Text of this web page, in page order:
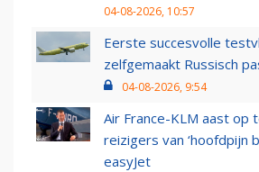
04-08-2026, 10:57
Eerste succesvolle
zelfgemaakt Russisch
04-08-2026, 9:54
Air France-KLM aast op
reizigers van ‘hoofdpijn
easyJet